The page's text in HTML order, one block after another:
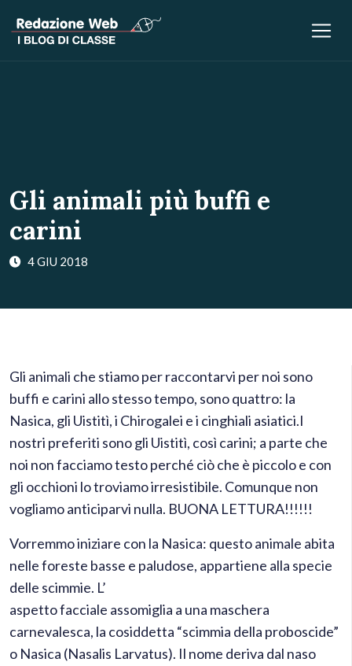
Gli animali più buffi e
carini
4 GIU 2018
Gli animali che stiamo per raccontarvi per noi sono
buffi e carini allo stesso tempo, sono quattro: la
Nasica, gli Uistitì, i Chirogalei e i cinghiali asiatici.I
nostri preferiti sono gli Uistitì, così carini; a parte che
noi non facciamo testo perché ciò che è piccolo e con
gli occhioni lo troviamo irresistibile. Comunque non
vogliamo anticiparvi nulla. BUONA LETTURA!!!!!!
Vorremmo iniziare con la Nasica: questo animale abita
nelle foreste basse e paludose, appartiene alla specie
delle scimmie. L’
aspetto facciale assomiglia a una maschera
carnevalesca, la cosiddetta “scimmia della proboscide”
o Nasica (Nasalis Larvatus). Il nome deriva dal naso